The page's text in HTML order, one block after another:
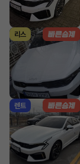
리스
렌트